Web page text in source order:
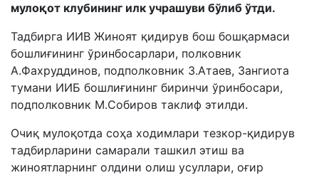
мулоқот клубининг илк учрашуви бўлиб ўтди.
Тадбирга ИИВ Жиноят қидирув бош бошқармаси
бошлиғининг ўринбосарлари, полковник
А.Фахруддинов, подполковник З.Атаев, Зангиота
тумани ИИБ бошлиғининг биринчи ўринбосари,
подполковник М.Собиров таклиф этилди.
Очиқ мулоқотда соҳа ходимлари тезкор-қидирув
тадбирларини самарали ташкил этиш ва
жиноятларнинг олдини олиш усуллари, оғир